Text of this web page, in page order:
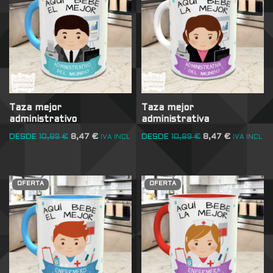
Taza mejor
administrativo
DESDE 10,89€ 8,47 € IVA INCL
Taza mejor
administrativa
DESDE 10,89€ 8,47€ IVA INCL
OFERTA OFERTA